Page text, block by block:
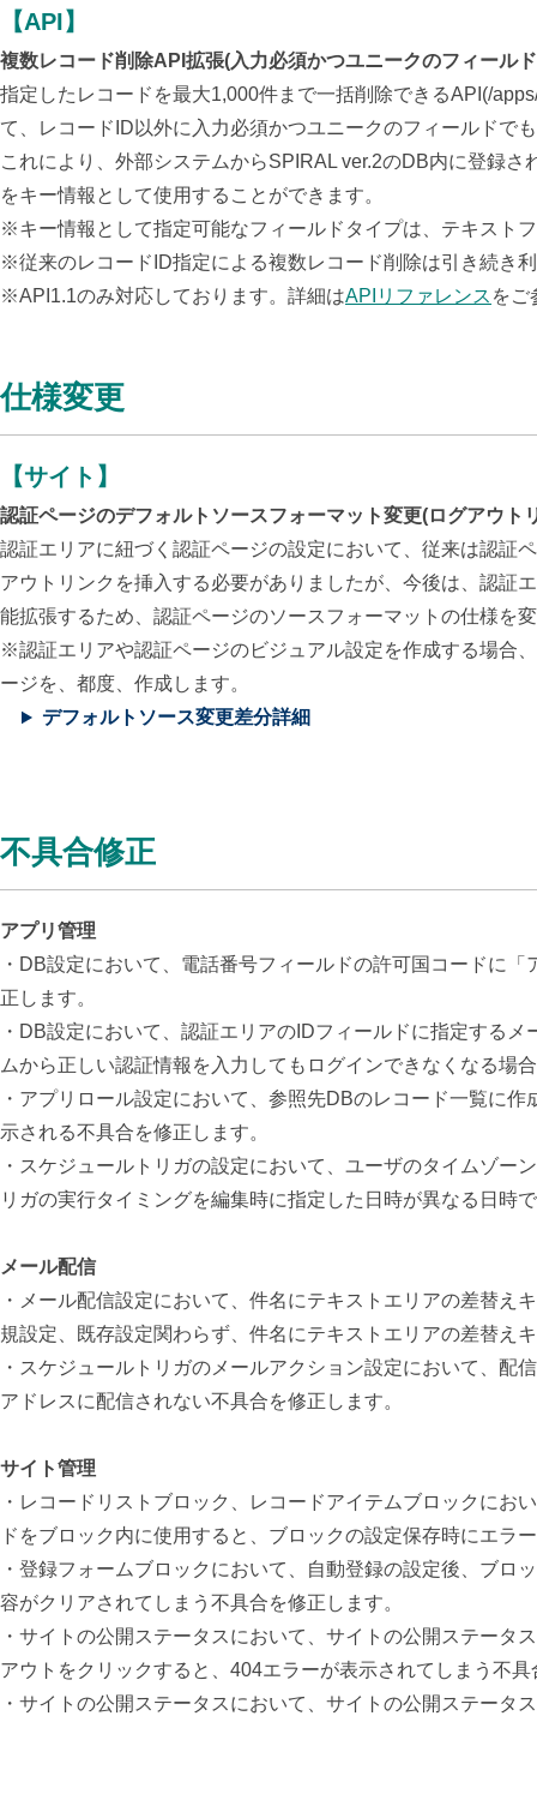
【API】
複数レコード削除API拡張(入力必須かつユニークのフィール
指定したレコードを最大1,000件まで一括削除できるAPI(/
て、レコード ID 以外に入力必須かつユニークのフィールドで
これにより、外部システムからSPIRAL ver.2のDB内に登録さ
をキー情報として使用することができます。
※キー情報として指定可能なフィールドタイプは、テキスト
※従来のレコード ID指定による複数レコード削除は引き続き
※API1.1のみ対応しております。詳細はAPIリファレンス をご
仕様変更
【サイト】
認証ページのデフォルトソースフォーマット変更(ログアウト
認証エリアに紐づく認証ページの設定において、従来は認証
アウトリンクを挿入する必要がありましたが、今後は、認証
能拡張するため、認証ページのソースフォーマットの仕様を
※認証エリアや認証ページのビジュアル設定を作成する場合
ージを、都度、作成します。
デフォルトソース変更差分詳細
不具合修正
アプリ管理
・DB設定において、電話番号フィールドの許可国コードに
正します。
・DB設定において、認証エリアのIDフィールドに指定する
ムから正しい認証情報を入力してもログインできなくなる場
・アプリロール設定において、参照先DBのレコード一覧に
示される不具合を修正します。
・スケジュールトリガの設定において、ユーザのタイムゾ
リガの実行タイミングを編集時に指定した日時が異なる日時
メール配信
・メール配信設定において、件名にテキストエリアの差替
規設定、既存設定関わらず、件名にテキストエリアの差替え
・スケジュールトリガのメールアクション設定において、
アドレスに配信されない不具合を修正します。
サイト管理
・レコードリストブロック、レコードアイテムブロックに
ドをブロック内に使用すると、ブロックの設定保存時にエラ
・登録フォームブロックにおいて、自動登録の設定後、ブ
容がクリアされてしまう不具合を修正します。
・サイトの公開ステータスにおいて、サイトの公開ステー
アウトをクリックすると、404エラーが表示されてしまう不
・サイトの公開ステータスにおいて、サイトの公開ステー